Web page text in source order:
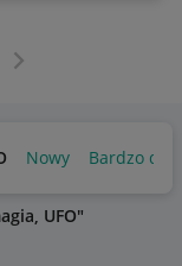
Następna strona
Nowy Bardzo
UFO"